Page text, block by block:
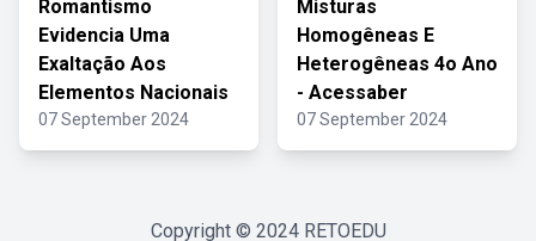
Romantismo
Evidencia Uma
Exaltação Aos
Elementos Nacionais
07 September 2024
Misturas
Homogêneas E
Heterogêneas 4o Ano
- Acessaber
07 September 2024
Copyright © 2024 RETOEDU